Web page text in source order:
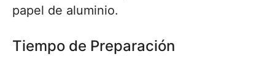
papel de aluminio.
Tiempo de Preparación